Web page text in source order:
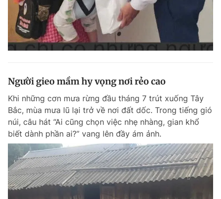
Người gieo mầm hy vọng nơi rẻo cao
Khi những cơn mưa rừng đầu tháng 7 trút xuống Tây
Bắc, mùa mưa lũ lại trở về nơi đất dốc. Trong tiếng gió
núi, câu hát “Ai cũng chọn việc nhẹ nhàng, gian khổ
biết dành phần ai?” vang lên đầy ám ảnh.